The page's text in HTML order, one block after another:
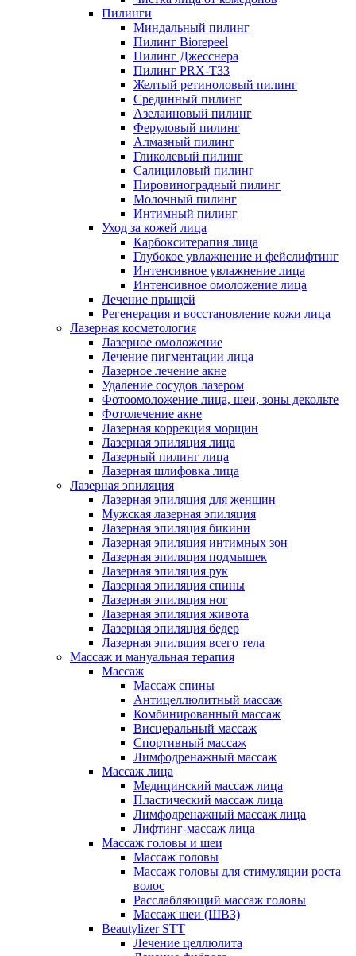
Пилинги
Миндальный пилинг
Пилинг Biorepeel
Пилинг Джесснера
Пилинг PRX-T33
Желтый ретиноловый пилинг
Срединный пилинг
Азелаиновый пилинг
Феруловый пилинг
Алмазный пилинг
Гликолевый пилинг
Салициловый пилинг
Пировиноградный пилинг
Молочный пилинг
Интимный пилинг
Уход за кожей лица
Карбокситерапия лица
Глубокое увлажнение и фейслифтинг
Интенсивное увлажнение лица
Интенсивное омоложение лица
Лечение прыщей
Регенерация и восстановление кожи лица
Лазерная косметология
Лазерное омоложение
Лечение пигментации лица
Лазерное лечение акне
Удаление сосудов лазером
Фотоомоложение лица, шеи, зоны декольте
Фотолечение акне
Лазерная коррекция морщин
Лазерная эпиляция лица
Лазерный пилинг лица
Лазерная шлифовка лица
Лазерная эпиляция
Лазерная эпиляция для женщин
Мужская лазерная эпиляция
Лазерная эпиляция бикини
Лазерная эпиляция интимных зон
Лазерная эпиляция подмышек
Лазерная эпиляция рук
Лазерная эпиляция спины
Лазерная эпиляция ног
Лазерная эпиляция живота
Лазерная эпиляция бедер
Лазерная эпиляция всего тела
Массаж и мануальная терапия
Массаж
Массаж спины
Антицеллюлитный массаж
Комбинированный массаж
Висцеральный массаж
Спортивный массаж
Лимфодренажный массаж
Массаж лица
Медицинский массаж лица
Пластический массаж лица
Лимфодренажный массаж лица
Лифтинг-массаж лица
Массаж головы и шеи
Массаж головы
Массаж головы для стимуляции роста
волос
Расслабляющий массаж головы
Массаж шеи (ШВЗ)
Beautylizer STT
Лечение целлюлита